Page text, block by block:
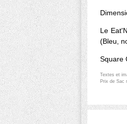
Le
(Bleu,
Square
Textes et
Prix de Sac